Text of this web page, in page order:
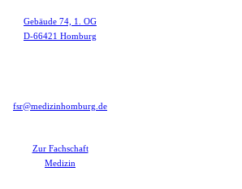
Gebäude 74, 1. OG
D-66421 Homburg
fsr@medizinhomburg.de
Zur Fachschaft
Medizin